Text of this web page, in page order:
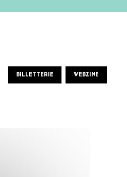
BILLETTERIE WEBZINE